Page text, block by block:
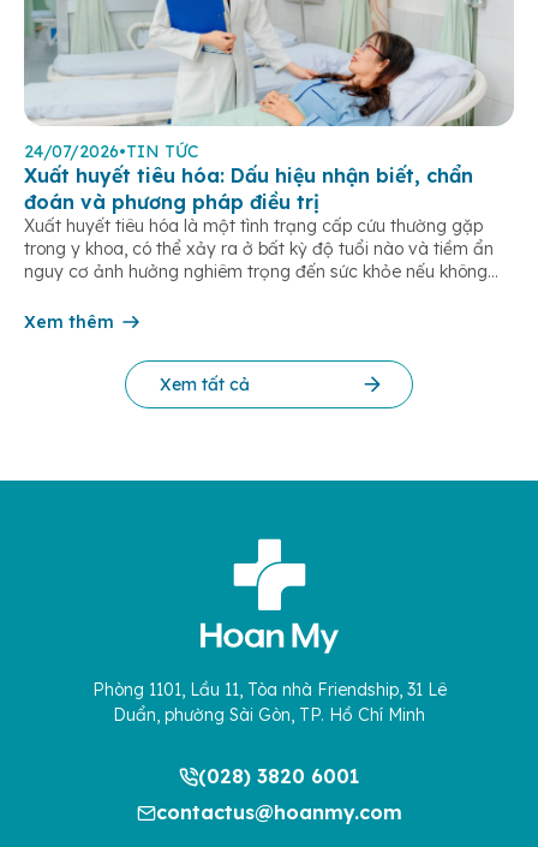
24/07/2026•TIN TỨC
Xuất huyết tiêu hóa: Dấu hiệu nhận biết, chẩn
đoán và phương pháp điều trị
Xuất huyết tiêu hóa là một tình trạng cấp cứu thường gặp
trong y khoa, có thể xảy ra ở bất kỳ độ tuổi nào và tiềm ẩn
nguy cơ ảnh hưởng nghiêm trọng đến sức khỏe nếu không
hiểu rõ […]
Xem thêm
Xem tất cả
Phòng 1101, Lầu 11, Tòa nhà Friendship, 31 Lê
Duẩn, phường Sài Gòn, TP. Hồ Chí Minh
(028) 3820 6001
contactus@hoanmy.com